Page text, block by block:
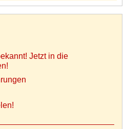
Jetzt in die